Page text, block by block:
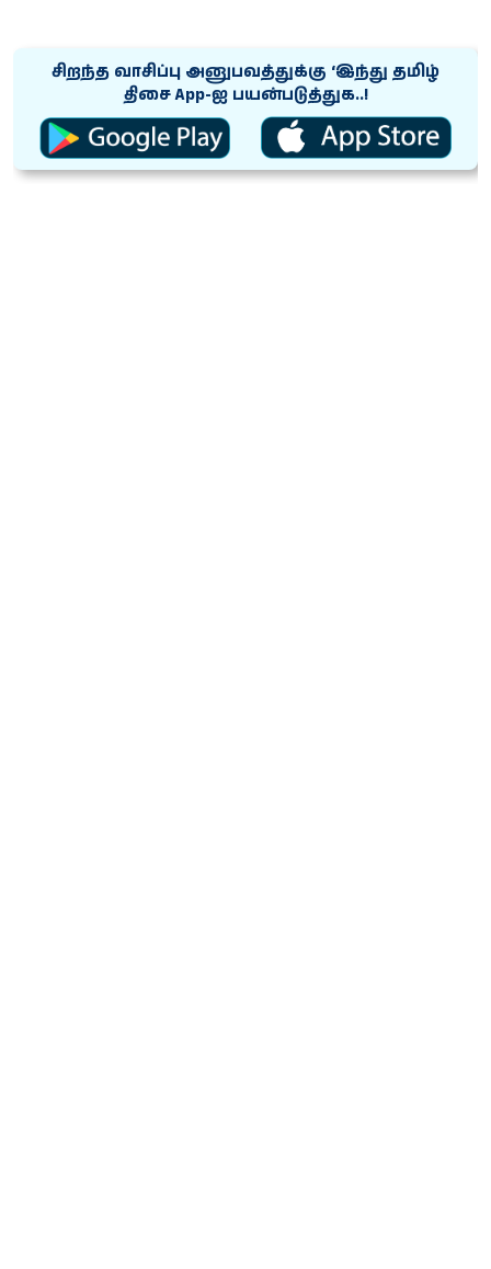
சிறந்த வாசிப்பு அனுபவத்துக்கு ‘இந்து தமிழ்
திசை App-ஐ பயன்படுத்துக..!